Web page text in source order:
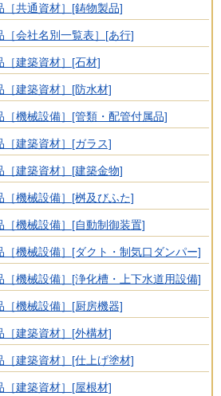
共通資材］[鋳物製品]
会社名別一覧表］[あ行]
［建築資材］[石材]
［建築資材］[防水材]
機械設備］[管類・配管付属品]
［建築資材］[ガラス]
建築資材］[建築金物]
機械設備］[桝及びふた]
機械設備］[自動制御装置]
［機械設備］[ダクト・制気口ダンパー]
［機械設備］[浄化槽・上下水道用設備]
機械設備］[厨房機器]
［建築資材］[外構材]
建築資材］[仕上げ塗材]
［建築資材］[屋根材]